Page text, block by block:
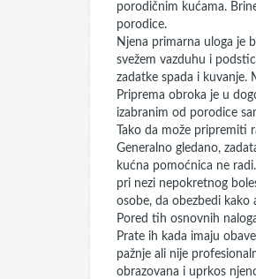
porodičnim kućama.
porodice.
Njena primarna uloga je
svežem vazduhu i
zadatke spada i kuvanje.
Priprema obroka je u
izabranim od porodice
Tako da može pripremiti
Generalno gledano,
kućna pomoćnica ne
pri nezi nepokretnog
osobe, da obezbedi
Pored tih osnovnih
Prate ih kada imaju
pažnje ali nije
obrazovana i uprkos